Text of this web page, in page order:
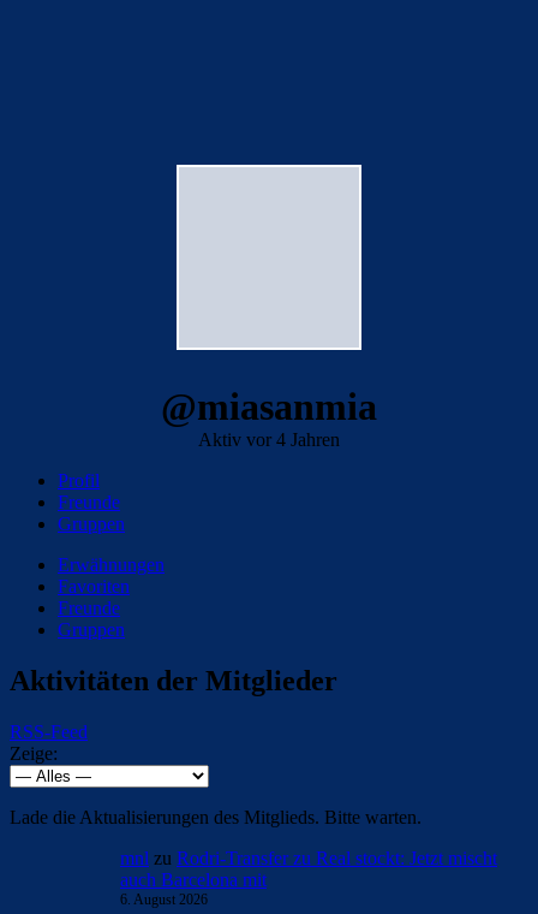
@miasanmia
Aktiv vor 4 Jahren
Profil
Freunde
Gruppen
Erwähnungen
Favoriten
Freunde
Gruppen
Aktivitäten der Mitglieder
RSS-Feed
Zeige:
Lade die Aktualisierungen des Mitglieds. Bitte warten.
mnl zu Rodri-Transfer zu Real stockt: Jetzt mischt
auch Barcelona mit
6. August 2026